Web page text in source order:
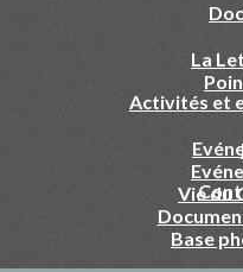
La
Activités et
Vie du
Base